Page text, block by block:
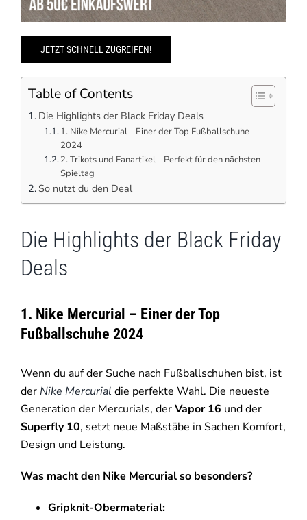
JETZT SCHNELL ZUGREIFEN!
Table of Contents
Die Highlights der Black Friday Deals
1. Nike Mercurial – Einer der Top Fußballschuhe
2024
2. Trikots und Fanartikel – Perfekt für den nächsten
Spieltag
So nutzt du den Deal
Die Highlights der Black Friday
Deals
1. Nike Mercurial – Einer der Top
Fußballschuhe 2024
Wenn du auf der Suche nach Fußballschuhen bist, ist
derNike Mercurial die perfekte Wahl. Die neueste
Generation der Mercurials, derVapor 16 und der
Superfly 10, setzt neue Maßstäbe in Sachen Komfort,
Design und Leistung.
Was macht den Nike Mercurial so besonders?
Gripknit-Obermaterial: